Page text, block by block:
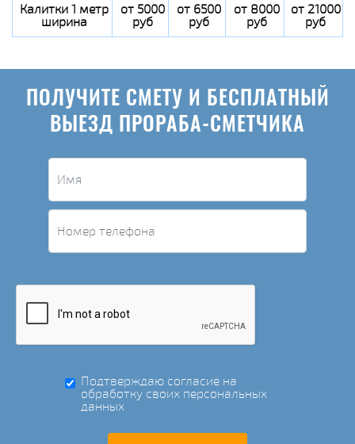
Калитки 1 метр
ширина
от 5000
руб
от 6500
руб
от 8000
руб
от 21000
руб
ПОЛУЧИТЕ СМЕТУ И БЕСПЛАТНЫЙ
ВЫЕЗД ПРОРАБА-СМЕТЧИКА
Подтверждаю согласие на
обработку своих персональных
данных